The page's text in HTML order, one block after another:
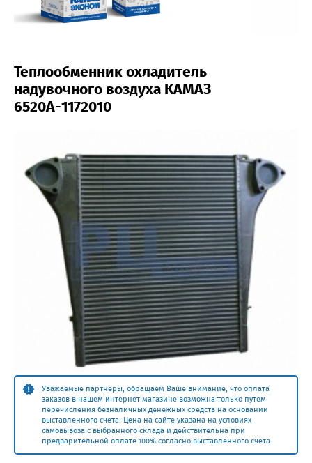
Теплообменник охладитель
надувочного воздуха КАМАЗ
6520А-1172010
Уважаемые партнеры, обращаем Ваше внимание, что оплата
заказов в нашем интернет магазине возможна только путем
перечисления безналичных денежных средств на основании
выставленного счета. Цена на сайте указана на условиях
самовывоза с выбранного склада и действительна при
предварительной оплате 100% согласно выставленного счета.